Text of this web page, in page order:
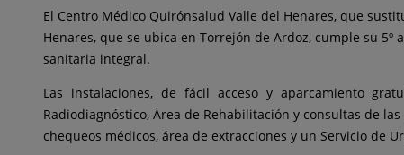
El Centro Médico Quirónsalud Valle del Henares, que
Henares, que se ubica en Torrejón de Ardoz, cumple su
sanitaria integral.
Las instalaciones, de fácil acceso y aparcamiento
Radiodiagnóstico, Área de Rehabilitación y consultas de
chequeos médicos, área de extracciones y un Servicio de